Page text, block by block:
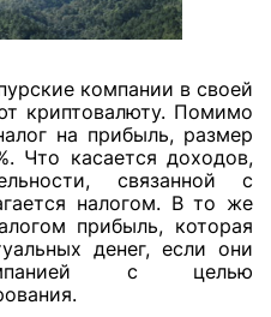
компании в своей
криптовалюту. Помимо
на прибыль, размер
Что касается доходов,
связанной с
налогом. В то же
прибыль, которая
денег, если они
с целью